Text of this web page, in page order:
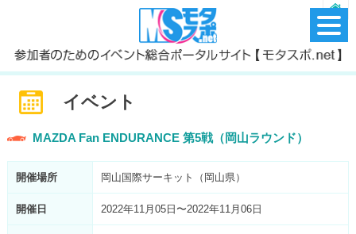
イベント
MAZDA Fan ENDURANCE 第5戦（岡山ラウンド）
開催場所 岡山国際サーキット（岡山県）
開催日 2022年11月05日〜2022年11月06日